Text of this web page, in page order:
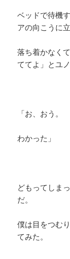
ベッドで待機
アの向こうに
落ち着かなく
ててよ」とユ
「お、おう。
わかった」
どもってしま
だ。
僕は目をつむ
てみた。